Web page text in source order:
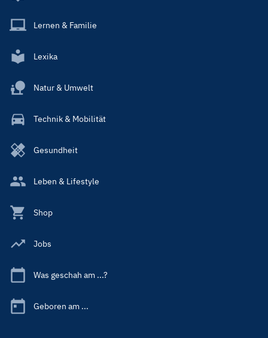
Lernen & Familie
Lexika
Natur & Umwelt
Technik & Mobilität
Gesundheit
Leben & Lifestyle
Shop
Jobs
Was geschah am ...?
Geboren am ...